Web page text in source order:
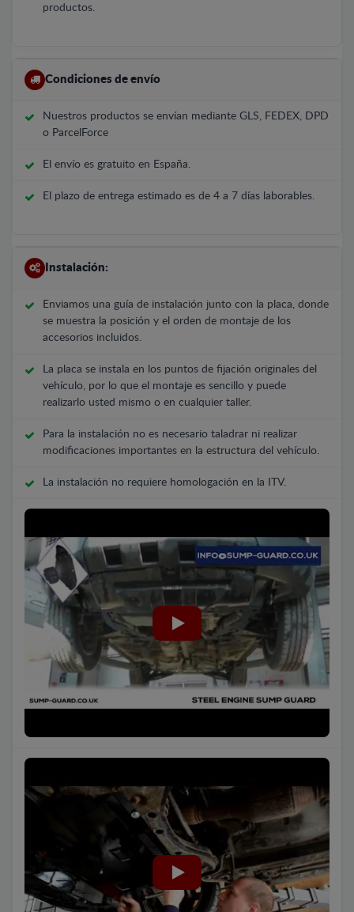
productos.
Condiciones de envío
Nuestros productos se envían mediante GLS, FEDEX, DPD
o ParcelForce
El envío es gratuito en España.
El plazo de entrega estimado es de 4 a 7 días laborables.
Instalación:
Enviamos una guía de instalación junto con la placa, donde
se muestra la posición y el orden de montaje de los
accesorios incluidos.
La placa se instala en los puntos de fijación originales del
vehículo, por lo que el montaje es sencillo y puede
realizarlo usted mismo o en cualquier taller.
Para la instalación no es necesario taladrar ni realizar
modificaciones importantes en la estructura del vehículo.
La instalación no requiere homologación en la ITV.